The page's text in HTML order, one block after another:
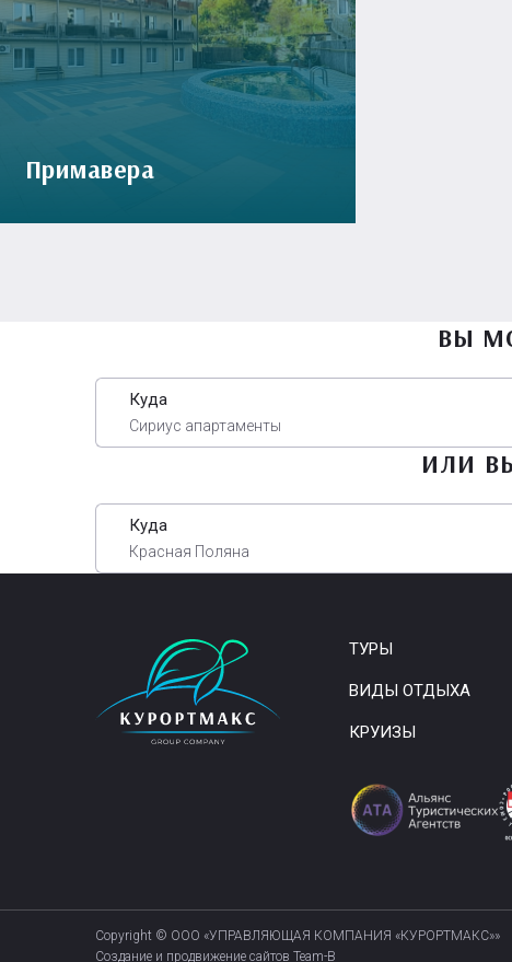
Примавера
ВЫ
Куда
Сириус апартаменты
ИЛИ
Куда
Красная Поляна
ТУРЫ
ВИДЫ ОТДЫХА
КРУИЗЫ
Copyright © ООО «УПРАВЛЯЮЩАЯ КОМПАНИЯ «КУРОРТМАКС»»
Создание и продвижение сайтов Team-B